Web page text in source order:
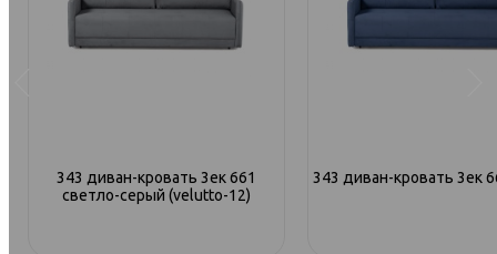
343 диван-кровать 3ек 661
светло-серый (velutto-12)
343 диван-кровать 3ек